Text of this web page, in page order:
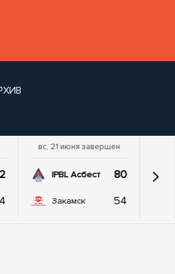
вс, 21 июня завершен
IPBL Асбест 80
Закамск 54